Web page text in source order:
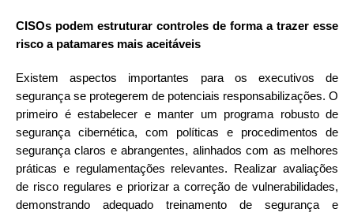
CISOs podem estruturar controles de forma a trazer esse
risco a patamares mais aceitáveis
Existem aspectos importantes para os executivos de
segurança se protegerem de potenciais responsabilizações. O
primeiro é estabelecer e manter um programa robusto de
segurança cibernética, com políticas e procedimentos de
segurança claros e abrangentes, alinhados com as melhores
práticas e regulamentações relevantes. Realizar avaliações
de risco regulares e priorizar a correção de vulnerabilidades,
demonstrando adequado treinamento de segurança e